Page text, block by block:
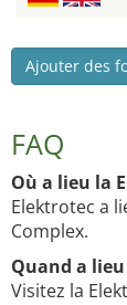
Ajouter des
FAQ
Où a lieu la
Elektrotec a
Complex.
Quand a
Visitez la